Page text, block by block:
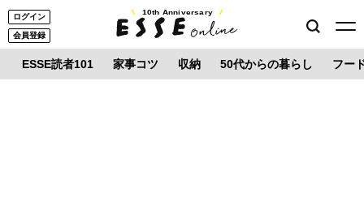
ログイン
会員登録
10th Anniversary
ESSE読者101 家事コツ 収納 50代からの暮らし フー